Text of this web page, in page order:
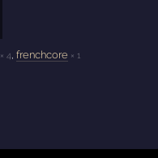
× 4,frenchcore × 1